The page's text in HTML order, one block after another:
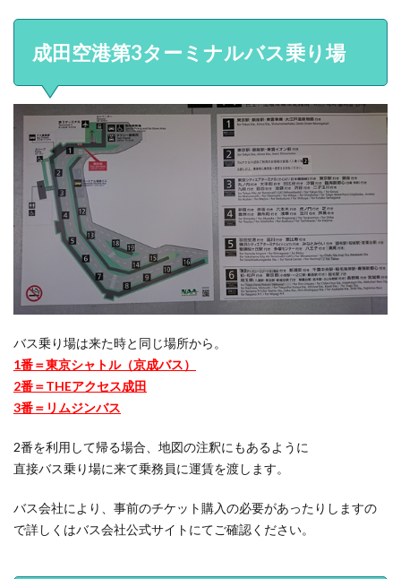
成田空港第3ターミナルバス乗り場
バス乗り場は来た時と同じ場所から。
1番＝東京シャトル（京成バス）
2番＝THEアクセス成田
3番＝リムジンバス
2番を利用して帰る場合、地図の注釈にもあるように
直接バス乗り場に来て乗務員に運賃を渡します。
バス会社により、事前のチケット購入の必要があったりしますの
で詳しくはバス会社公式サイトにてご確認ください。